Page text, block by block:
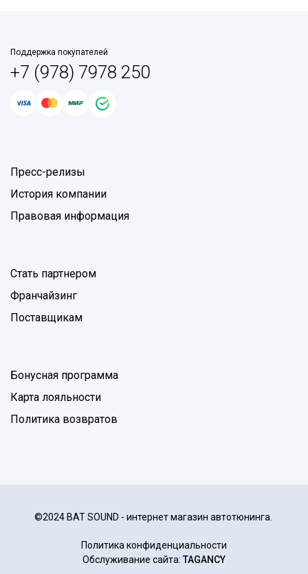
Поддержка покупателей
+7 (978) 7978 250
Пресс-релизы
История компании
Правовая информация
Стать партнером
Франчайзинг
Поставщикам
Бонусная программа
Карта лояльности
Политика возвратов
©2024 BAT SOUND - интернет магазин автотюнинга.
Политика конфиденциальности
Обслуживание сайта: TAGANCY